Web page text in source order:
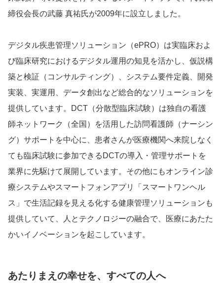
締役会長の武藤 真祐氏が2009年に設立しました。
デジタル疾患管理ソリューション（ePRO）は実臨床およ
び臨床研究におけるデジタル運用の知見を活かし、仮説構
築と検証（コンサルティング）、システム要件定義、開発
実装、実運用、データ創出など総合的なソリューションを
提供しています。DCT（分散型臨床試験）は独自の看護
師ネットワーク（全国）を活用した訪問看護師（ナーシン
グ）サポートを中心に、患者さんが医療機関へ来院しなく
ても臨床試験に参加できるDCTの導入・管理サポートを
業界に先駆けて展開しています。その他にもオンライン診
療システムやスマートフォンアプリ「スマートワンヘル
ス」で生活記録を見える化する健康管理ソリューションも
提供していて、人とテクノロジーの融合で、医療にあたた
かいイノベーションを起こしています。
あたりまえの幸せを、すべての人へ